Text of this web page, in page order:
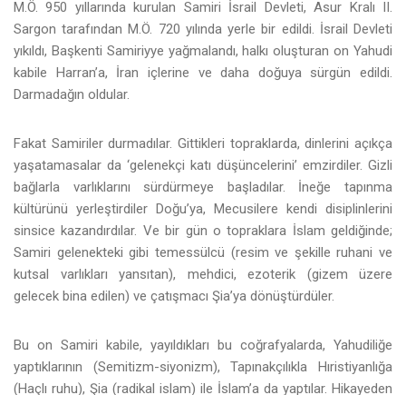
M.Ö. 950 yıllarında kurulan Samiri İsrail Devleti, Asur Kralı II.
Sargon tarafından M.Ö. 720 yılında yerle bir edildi. İsrail Devleti
yıkıldı, Başkenti Samiriyye yağmalandı, halkı oluşturan on Yahudi
kabile Harran’a, İran içlerine ve daha doğuya sürgün edildi.
Darmadağın oldular.
Fakat Samiriler durmadılar. Gittikleri topraklarda, dinlerini açıkça
yaşatamasalar da ‘gelenekçi katı düşüncelerini’ emzirdiler. Gizli
bağlarla varlıklarını sürdürmeye başladılar. İneğe tapınma
kültürünü yerleştirdiler Doğu’ya, Mecusilere kendi disiplinlerini
sinsice kazandırdılar. Ve bir gün o topraklara İslam geldiğinde;
Samiri gelenekteki gibi temessülcü (resim ve şekille ruhani ve
kutsal varlıkları yansıtan), mehdici, ezoterik (gizem üzere
gelecek bina edilen) ve çatışmacı Şia’ya dönüştürdüler.
Bu on Samiri kabile, yayıldıkları bu coğrafyalarda, Yahudiliğe
yaptıklarının (Semitizm-siyonizm), Tapınakçılıkla Hıristiyanlığa
(Haçlı ruhu), Şia (radikal islam) ile İslam’a da yaptılar. Hikayeden